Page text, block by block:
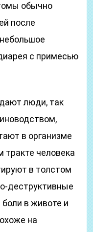
обычно
после
с примесью
люди, так
в организме
тракте человека
в толстом
деструктивные
в животе и
на